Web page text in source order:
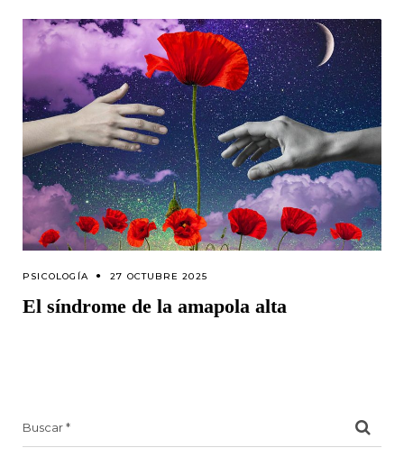
PSICOLOGÍA 27 OCTUBRE 2025
El síndrome de la amapola alta